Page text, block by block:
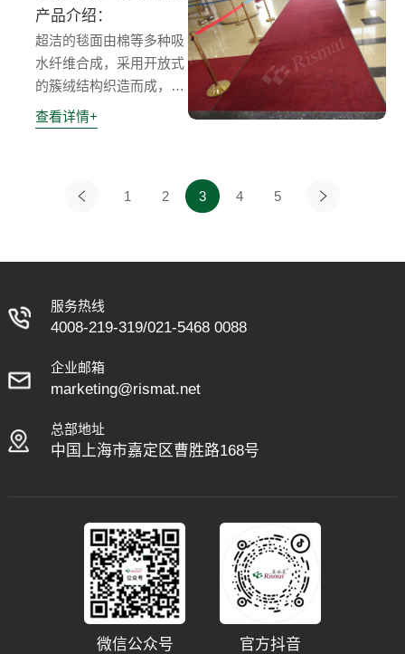
方，可体现惊人的效果。
亦可置放于建筑物门口、
通道，能高效去污和藏
污。维护简便，使用一
次，您就会感叹它神奇的
效果，更会发现这是一款
产品介绍：
超洁的毯面由棉等多种吸
水纤维合成，采用开放式
的簇绒结构织造而成，其
纤维能最大面积接触鞋底
的污染物，吸收大量水份
毯面保持洁净，防止二次
查看详情+
上一页 1 2 3 4 5 下一页
服务热线
4008-219-319/021-5468 0088
企业邮箱
marketing@rismat.net
总部地址
中国上海市嘉定区曹胜路168号
微信公众号 官方抖音